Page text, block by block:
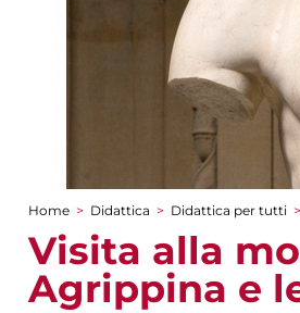
Tu sei qui
Home > Didattica > Didattica per tutti >
Visita alla
Agrippina e